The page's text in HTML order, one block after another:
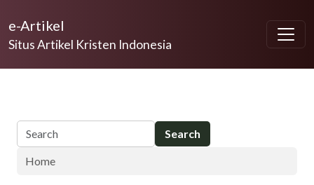
e-Artikel
Situs Artikel Kristen Indonesia
Home